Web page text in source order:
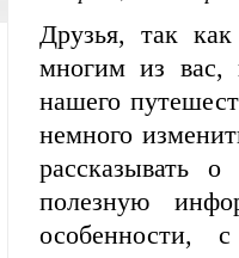
Друзья, так
многим из вас,
нашего
немного
рассказывать
полезную
особенности,